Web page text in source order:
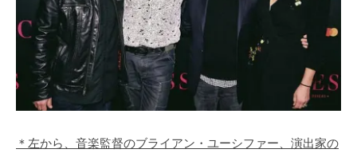
＊左から、音楽監督のブライアン・ユーシファー、演出家の